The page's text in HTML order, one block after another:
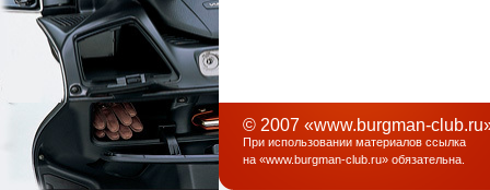
© 2007 «www.burgman-
При использовании материалов ссылка
на «www.burgman-club.ru» обязательна